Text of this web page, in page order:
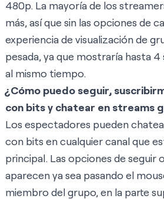
480p. La mayoría de los
más, así que sin las opciones de
experiencia de visualización de
pesada, ya que mostraría hasta
al mismo tiempo.
¿Cómo puedo seguir,
con bits y chatear en streams
Los espectadores pueden
con bits en cualquier canal que
principal. Las opciones de seguir
aparecen ya sea pasando el
miembro del grupo, en la parte